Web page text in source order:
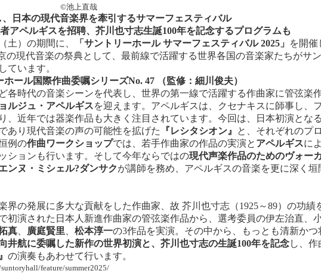
©池上直哉
日本の現代音楽界を牽引するサマーフェスティバル
アペルギスを招聘、芥川也寸志生誕100年を記念するプログラムも
土）の期間に、
「サントリーホール サマーフェスティバル2025 」
を開催
の現代音楽の祭典として、最前線で活躍する世界各国の音楽家たちがサ
ています。
ール国際作曲委嘱シリーズNo. 47
（監修：細川俊夫）
時代の音楽シーンを代表し、世界の第一線で活躍する作曲家に管弦楽作
ルジュ・アペルギスを迎えます。アペルギスは、クセナキスに師事し、
、近年では器楽作品も大きく注目されています。今回は、日本初演とな
あり現代音楽の声の可能性を拡げた
『レシタシオン』
と、それぞれのプ
例の作曲ワークショップでは、若手作曲家の作品の実演と アペルギスに
ションも行います。そして今年ならではの現代声楽作品のためのヴォー
ンヌ・ミシェル?ダンサクが講師を務め、アペルギスの音楽を更に深く
界の発展に多大な貢献をした作曲家、故 芥川也寸志（1925～89）の功績
初演された日本人新進作曲家の管弦楽作品から、選考委員の伊左治直、
真 廣庭賢里 松本淳一の3作品を実演。その中から、もっとも清新かつ
井航に委嘱した新作の世界初演と、 芥川也寸志の生誕100年を記念し、
の演奏もあわせて行います。
feature/summer2025/